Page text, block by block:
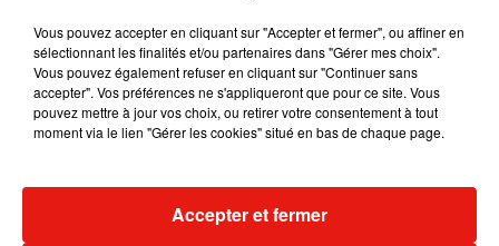
Julien Lieb s’essaye à la vie de
chatelain dans son nouveau clip
Madonna
Sensation »
+ DE MUSIQUE
Vous pouvez accepter en cliquant sur "Accepter et fermer", ou affiner en
sélectionnant les finalités et/ou partenaires dans "Gérer mes choix".
Vous pouvez également refuser en cliquant sur "Continuer sans
accepter". Vos préférences ne s'appliqueront que pour ce site. Vous
pouvez mettre à jour vos choix, ou retirer votre consentement à tout
moment via le lien "Gérer les cookies" situé en bas de chaque page.
Accepter et fermer